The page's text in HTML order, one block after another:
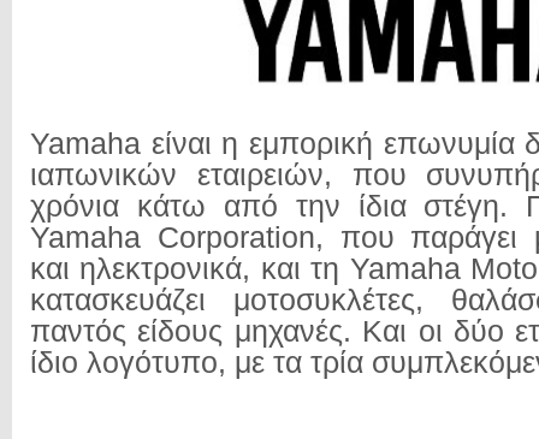
Yamaha είναι η εμπορική επωνυμία
ιαπωνικών εταιρειών, που
χρόνια κάτω από την ίδια στέγη.
Yamaha Corporation, που παράγει
και ηλεκτρονικά, και τη Yamaha
κατασκευάζει μοτοσυκλέτες,
παντός είδους μηχανές. Και οι δύο
ίδιο λογότυπο, με τα τρία